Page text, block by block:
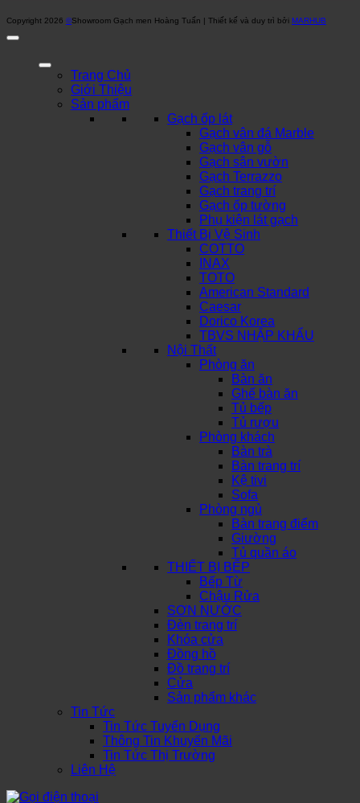
Copyright 2026 ©Showroom Gạch men Hoàng Tuấn | Thiết kế và duy trì bởi MARHUB
Trang Chủ
Giới Thiệu
Sản phẩm
Gạch ốp lát
Gạch vân đá Marble
Gạch vân gỗ
Gạch sân vườn
Gạch Terrazzo
Gạch trang trí
Gạch ốp tường
Phụ kiện lát gạch
Thiết Bị Vệ Sinh
COTTO
INAX
TOTO
American Standard
Caesar
Dorico Korea
TBVS NHẬP KHẨU
Nội Thất
Phòng ăn
Bàn ăn
Ghế bàn ăn
Tủ bếp
Tủ rượu
Phòng khách
Bàn trà
Bàn trang trí
Kệ tivi
Sofa
Phòng ngủ
Bàn trang điểm
Giường
Tủ quần áo
THIẾT BỊ BẾP
Bếp Từ
Chậu Rửa
SƠN NƯỚC
Đèn trang trí
Khóa cửa
Đồng hồ
Đồ trang trí
Cửa
Sản phẩm khác
Tin Tức
Tin Tức Tuyển Dụng
Thông Tin Khuyến Mãi
Tin Tức Thị Trường
Liên Hệ